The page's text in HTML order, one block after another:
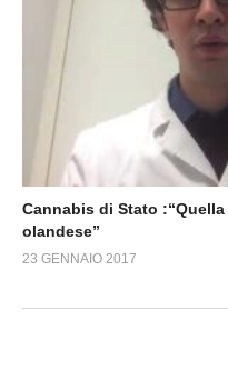
Cannabis di Stato
olandese”
23 GENNAIO 2017